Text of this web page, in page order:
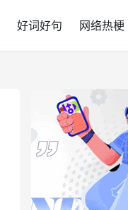
好词好句 网络热梗